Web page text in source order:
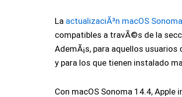
La actualizaciÃ³n macOS
compatibles a travÃ©s de la
AdemÃ¡s, para aquellos usuarios
y para los que tienen instalado
Con macOS Sonoma 14.4,